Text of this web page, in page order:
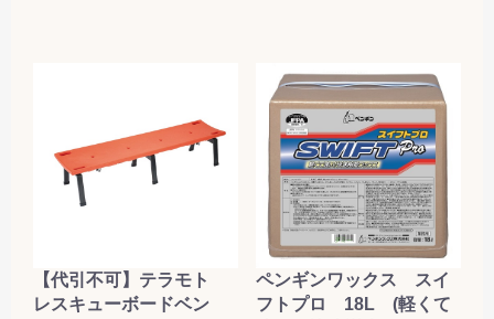
【代引不可】テラモト
レスキューボードベン
ペンギンワックス スイ
フトプロ 18L (軽くて